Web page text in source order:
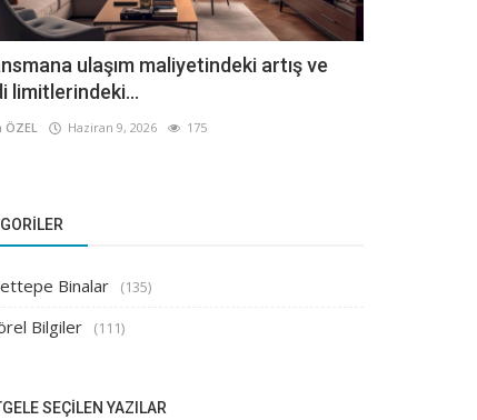
ulaşım maliyetindeki artış ve
limitlerindeki...
Haziran 9, 2026 175
Binalar (135)
Bilgiler (111)
SEÇILEN YAZILAR